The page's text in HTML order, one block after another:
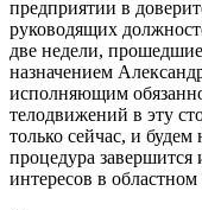
предприятии в
руководящих
две недели,
назначением
исполняющим
телодвижений в эту
только сейчас, и будем
процедура
интересов в областном